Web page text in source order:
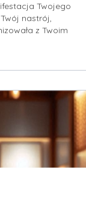
Twojego
nastrój,
z Twoim